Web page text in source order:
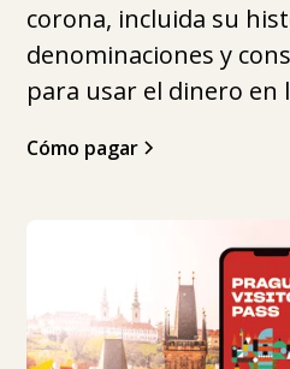
corona, incluida su
denominaciones y
para usar el dinero en
Cómo pagar